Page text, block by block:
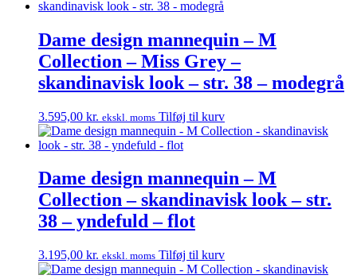
Dame design mannequin – M
Collection – Miss Grey –
skandinavisk look – str. 38 – modegrå
3.595,00 kr. ekskl. moms Tilføj til kurv
Dame design mannequin – M
Collection – skandinavisk look – str.
38 – yndefuld – flot
3.195,00 kr. ekskl. moms Tilføj til kurv